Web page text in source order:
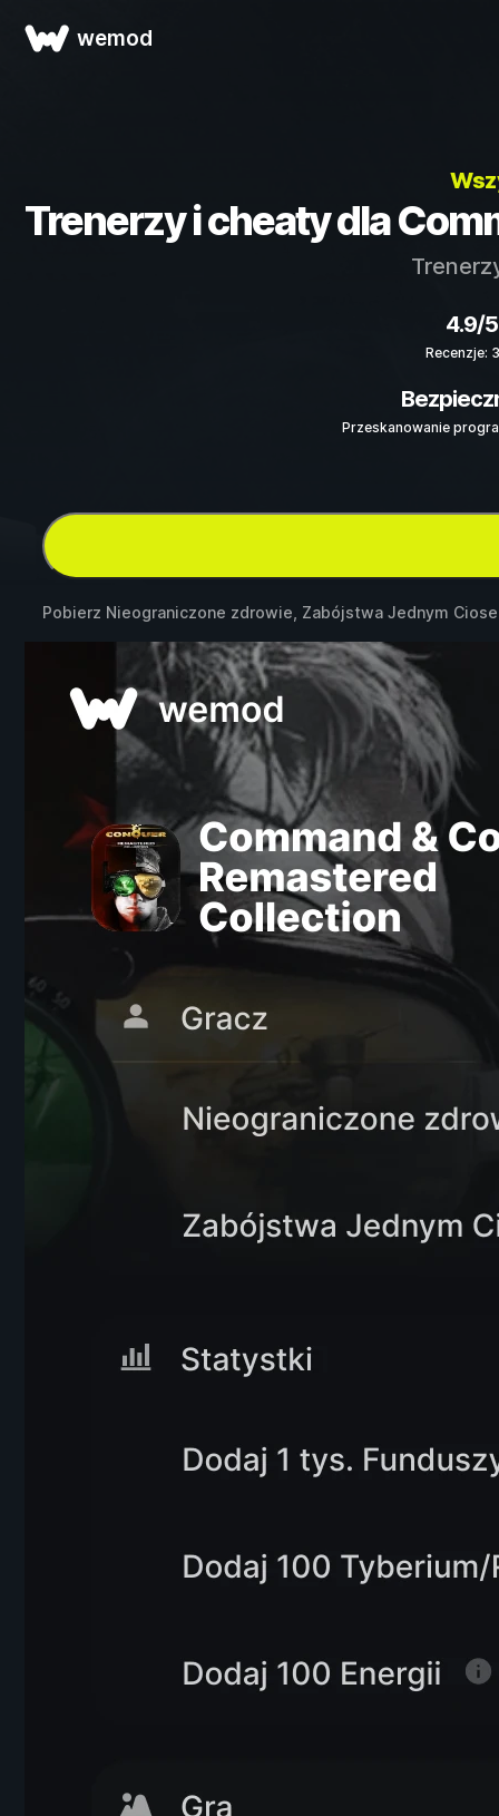
wemod
Trenerzy i cheaty dla
4.9/5
Recenzje:
Przeskanowanie
Pobierz Nieograniczone zdrowie, Zabójstwa Jednym